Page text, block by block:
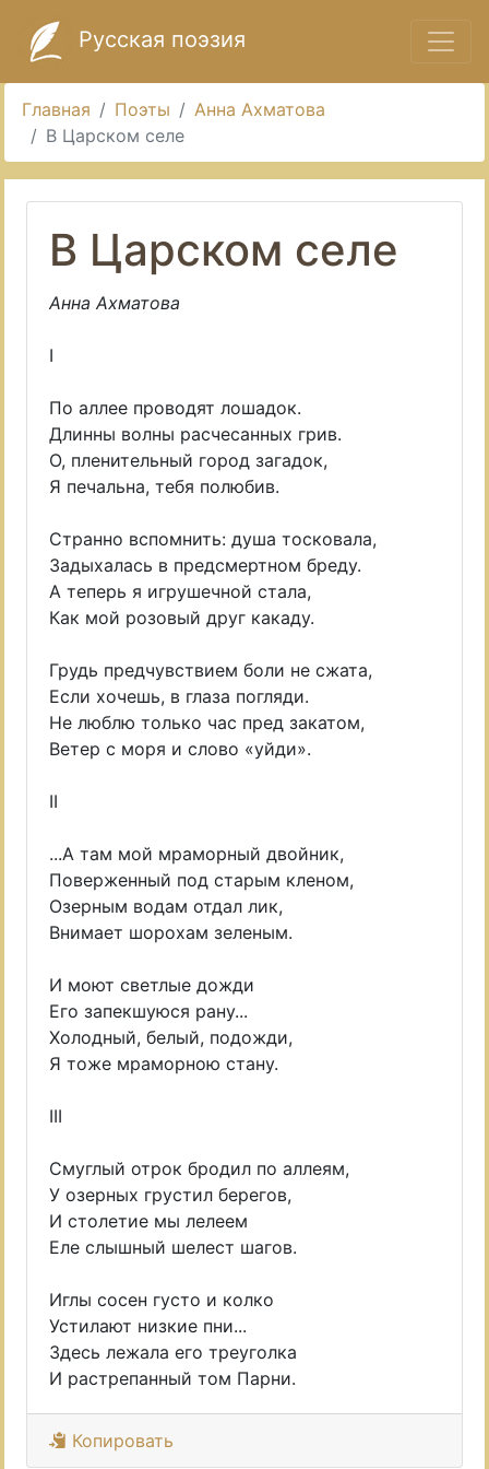
Русская поэзия
Главная Поэты
Анна Ахматова
В Царском селе
В Царском селе
Анна Ахматова
I
По аллее проводят лошадок.
Длинны волны расчесанных грив.
О, пленительный город загадок,
Я печальна, тебя полюбив.
Странно вспомнить: душа тосковала,
Задыхалась в предсмертном бреду.
А теперь я игрушечной стала,
Как мой розовый друг какаду.
Грудь предчувствием боли не сжата,
Если хочешь, в глаза погляди.
Не люблю только час пред закатом,
Ветер с моря и слово «уйди».
II
...А там мой мраморный двойник,
Поверженный под старым кленом,
Озерным водам отдал лик,
Внимает шорохам зеленым.
И моют светлые дожди
Его запекшуюся рану...
Холодный, белый, подожди,
Я тоже мраморною стану.
III
Смуглый отрок бродил по аллеям,
У озерных грустил берегов,
И столетие мы лелеем
Еле слышный шелест шагов.
Иглы сосен густо и колко
Устилают низкие пни...
Здесь лежала его треуголка
И растрепанный том Парни.
Копировать